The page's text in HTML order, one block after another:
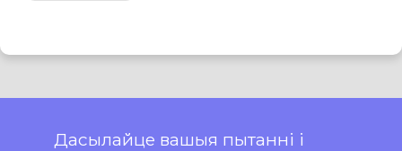
Дасылайце вашыя пытанні і